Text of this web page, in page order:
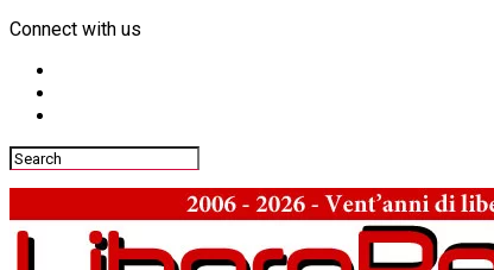
Connect with us